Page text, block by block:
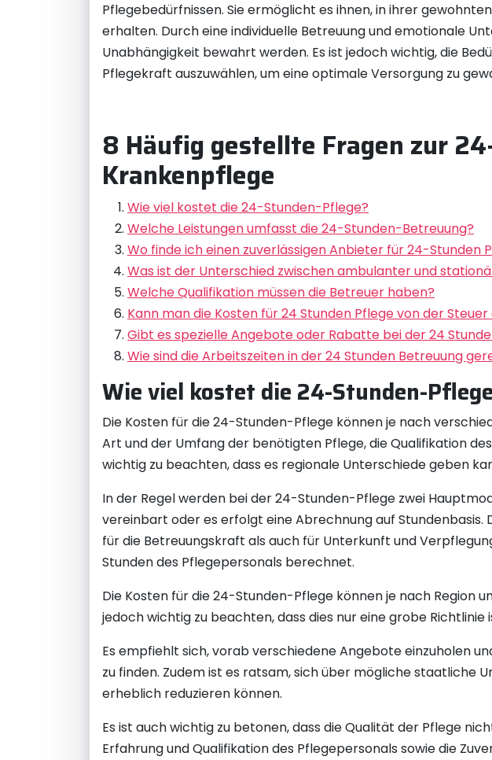
Pflegebedürfnissen. Sie ermöglicht es ihnen, in ihrer
erhalten. Durch eine individuelle Betreuung und emotionale
Unabhängigkeit bewahrt werden. Es ist jedoch wichtig, die
Pflegekraft auszuwählen, um eine optimale Versorgung zu
8 Häufig gestellte Fragen zur
Krankenpflege
Wie viel kostet die 24-Stunden-Pflege?
Welche Leistungen umfasst die 24-Stunden-Betreuung?
Wo finde ich einen zuverlässigen Anbieter für 24-Stunden
Was ist der Unterschied zwischen ambulanter und
Welche Qualifikation müssen die Betreuer haben?
Kann man die Kosten für 24 Stunden Pflege von der
Gibt es spezielle Angebote oder Rabatte bei der 24
Wie sind die Arbeitszeiten in der 24 Stunden Betreuung
Wie viel kostet die 24-Stunden-
Die Kosten für die 24-Stunden-Pflege können je nach
Art und der Umfang der benötigten Pflege, die Qualifikation
wichtig zu beachten, dass es regionale Unterschiede geben
In der Regel werden bei der 24-Stunden-Pflege zwei
vereinbart oder es erfolgt eine Abrechnung auf
für die Betreuungskraft als auch für Unterkunft und
Stunden des Pflegepersonals berechnet.
Die Kosten für die 24-Stunden-Pflege können je nach Region
jedoch wichtig zu beachten, dass dies nur eine grobe
Es empfiehlt sich, vorab verschiedene Angebote einzuholen
zu finden. Zudem ist es ratsam, sich über mögliche staatliche
erheblich reduzieren können.
Es ist auch wichtig zu betonen, dass die Qualität der Pflege
Erfahrung und Qualifikation des Pflegepersonals sowie die